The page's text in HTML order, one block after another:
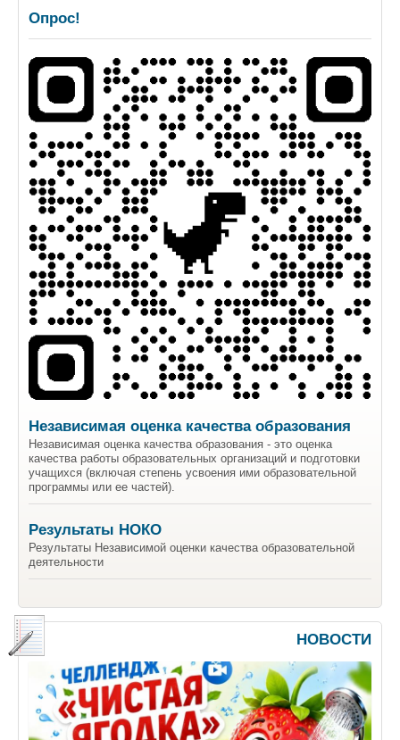
Опрос!
Независимая оценка качества образования
Независимая оценка качества образования - это оценка
качества работы образовательных организаций и подготовки
учащихся (включая степень усвоения ими образовательной
программы или ее частей).
Результаты НОКО
Результаты Независимой оценки качества образовательной
деятельности
НОВОСТИ